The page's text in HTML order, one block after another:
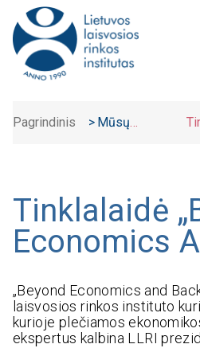
Pagrindinis > Mūsų
Tinklalaidė
Economics
„Beyond Economics and
laisvosios rinkos instituto
kurioje plečiamos
ekspertus kalbina LLRI